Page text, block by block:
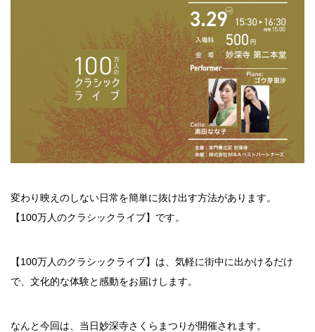
変わり映えのしない日常を簡単に抜け出す方法があります。
【100万人のクラシックライブ】です。
【100万人のクラシックライブ】は、気軽に街中に出かけるだけ
で、文化的な体験と感動をお届けします。
なんと今回は、当日妙深寺さくらまつりが開催されます。